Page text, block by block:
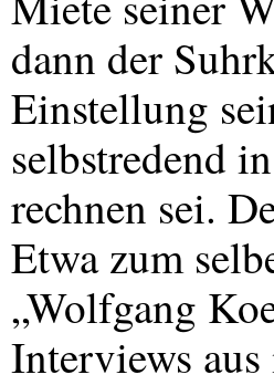
dann der
Einstellung
selbstredend
rechnen sei.
Etwa zum
„Wolfgang
Interviews